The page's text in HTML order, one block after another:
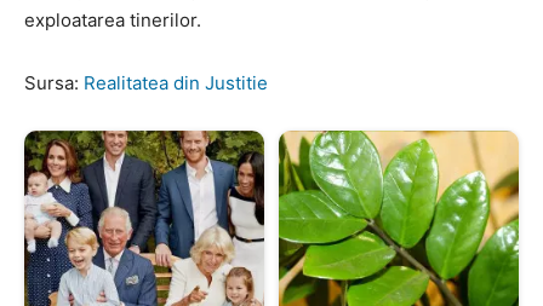
exploatarea tinerilor.
Sursa: Realitatea din Justitie